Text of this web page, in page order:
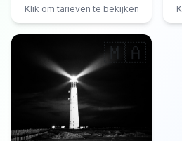
Klik om tarieven te bekijken
🇲🇦